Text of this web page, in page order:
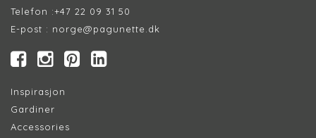
Telefon :+47 22 09 31 50
E-post : norge@pagunette.dk
Inspirasjon
Gardiner
Accessories